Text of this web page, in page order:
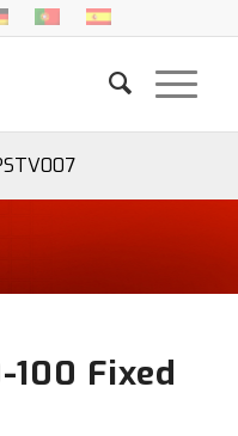
100 Fixed